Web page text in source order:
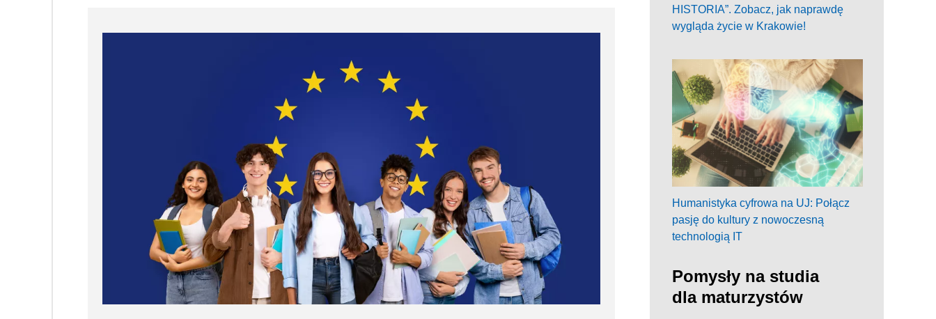
HISTORIA”. Zobacz, jak naprawdę
wygląda życie w Krakowie!
Humanistyka cyfrowa na UJ: Połącz
pasję do kultury z nowoczesną
technologią IT
Pomysły na studia
dla maturzystów